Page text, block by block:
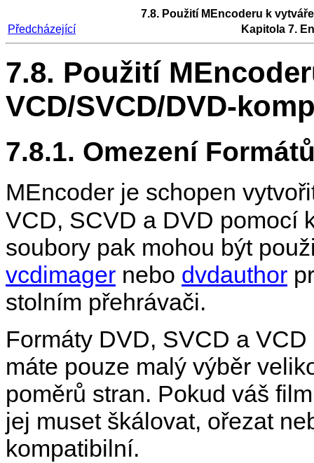
7.8. Použití MEncoderu k
Předcházející
Kapitola 7.
7.8. Použití MEncoder
VCD/SVCD/DVD-
7.8.1. Omezení
MEncoder je schopen
VCD, SCVD a DVD pomocí
soubory pak mohou být
vcdimager nebo dvdauthor
stolním přehrávači.
Formáty DVD, SVCD a
máte pouze malý výběr
poměrů stran. Pokud váš
jej muset škálovat, ořezat
kompatibilní.